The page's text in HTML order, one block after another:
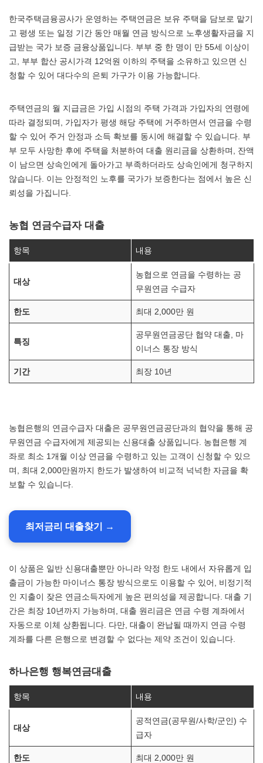
한국주택금융공사가 운영하는 주택연금은 보유 주택을 담보로 맡기
고 평생 또는 일정 기간 동안 매월 연금 방식으로 노후생활자금을 지
급받는 국가 보증 금융상품입니다. 부부 중 한 명이 만 55세 이상이
고, 부부 합산 공시가격 12억원 이하의 주택을 소유하고 있으면 신
청할 수 있어 대다수의 은퇴 가구가 이용 가능합니다.
주택연금의 월 지급금은 가입 시점의 주택 가격과 가입자의 연령에
따라 결정되며, 가입자가 평생 해당 주택에 거주하면서 연금을 수령
할 수 있어 주거 안정과 소득 확보를 동시에 해결할 수 있습니다. 부
부 모두 사망한 후에 주택을 처분하여 대출 원리금을 상환하며, 잔액
이 남으면 상속인에게 돌아가고 부족하더라도 상속인에게 청구하지
않습니다. 이는 안정적인 노후를 국가가 보증한다는 점에서 높은 신
뢰성을 가집니다.
농협 연금수급자 대출
항목 내용
대상
농협으로 연금을 수령하는 공
무원연금 수급자
한도 최대 2,000만 원
특징
공무원연금공단 협약 대출, 마
이너스 통장 방식
기간 최장 10년
농협은행의 연금수급자 대출은 공무원연금공단과의 협약을 통해 공
무원연금 수급자에게 제공되는 신용대출 상품입니다. 농협은행 계
좌로 최소 1개월 이상 연금을 수령하고 있는 고객이 신청할 수 있으
며, 최대 2,000만원까지 한도가 발생하여 비교적 넉넉한 자금을 확
보할 수 있습니다.
최저금리 대출찾기 →
이 상품은 일반 신용대출뿐만 아니라 약정 한도 내에서 자유롭게 입
출금이 가능한 마이너스 통장 방식으로도 이용할 수 있어, 비정기적
인 지출이 잦은 연금소득자에게 높은 편의성을 제공합니다. 대출 기
간은 최장 10년까지 가능하며, 대출 원리금은 연금 수령 계좌에서
자동으로 이체 상환됩니다. 다만, 대출이 완납될 때까지 연금 수령
계좌를 다른 은행으로 변경할 수 없다는 제약 조건이 있습니다.
하나은행 행복연금대출
항목 내용
대상
공적연금(공무원/사학/군인) 수
급자
한도 최대 2,000만 원